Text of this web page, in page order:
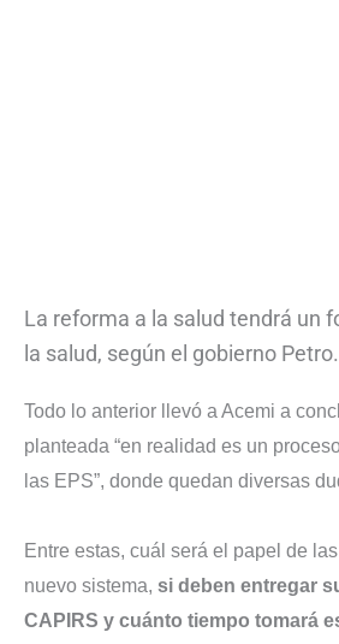
La reforma a la salud tendrá un
la salud, según el gobierno
Todo lo anterior llevó a Acemi a
planteada “en realidad es un
las EPS”, donde quedan diversas
Entre estas, cuál será el papel de
nuevo sistema, si deben entregar
CAPIRS y cuánto tiempo tomará